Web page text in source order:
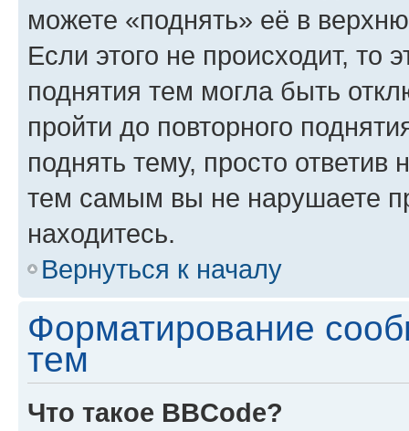
можете «поднять» её в
Если этого не происходит, то
поднятия тем могла быть
пройти до повторного
поднять тему, просто ответив
тем самым вы не нарушаете
находитесь.
Вернуться к началу
Форматирование
тем
Что такое BBCode?